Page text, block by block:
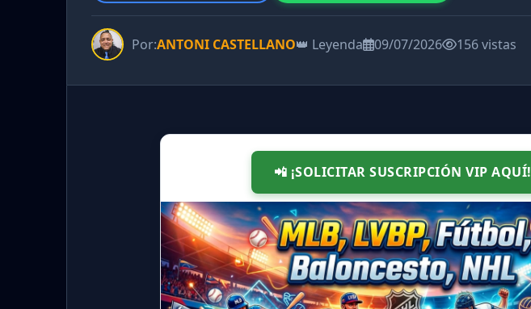
Por:ANTONI CASTELLANO👑 Leyenda 09/07/2026 156 vistas
📲 ¡SOLICITAR SUSCRIPCIÓN VIP AQUÍ!